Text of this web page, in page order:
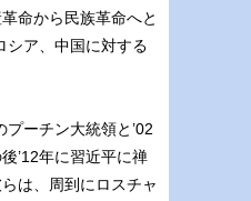
命から民族革命へと
シア、中国に対する
プーチン大統領と’02
’12年に習近平に禅
は、周到にロスチャ